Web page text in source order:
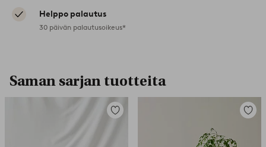
Helppo palautus
30 päivän palautusoikeus*
Saman sarjan tuotteita
Lisää
Lisää